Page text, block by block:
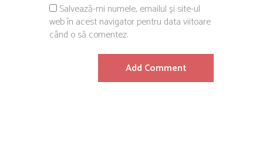
Salvează-mi numele, emailul și site-ul
web în acest navigator pentru data viitoare
când o să comentez.